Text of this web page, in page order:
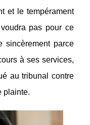
et le tempérament
pas pour ce
sincèrement parce
à ses services,
au tribunal contre
plainte.